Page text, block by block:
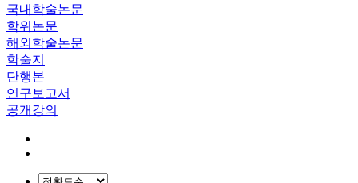
국내학술논문
학위논문
해외학술논문
학술지
단행본
연구보고서
공개강의